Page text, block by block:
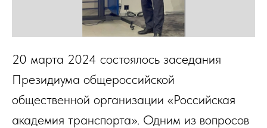
20 марта 2024 состоялось заседания
Президиума общероссийской
общественной организации «Российская
академия транспорта». Одним из вопросов